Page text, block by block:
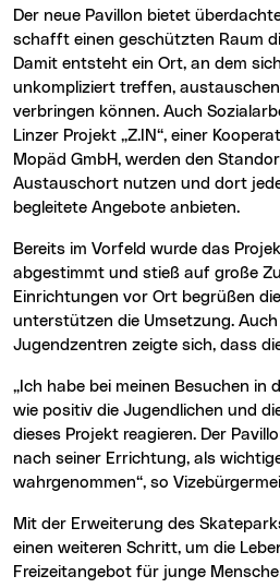
Der neue Pavillon bietet überdachte Sitzmöglichkeiten und
schafft einen geschützten Raum
Damit entsteht ein Ort, an dem
unkompliziert treffen,
verbringen können. Auch
Linzer Projekt „Z.IN“, einer
Mopäd GmbH, werden den
Austauschort nutzen und dort
begleitete Angebote anbieten.
Bereits im Vorfeld wurde das Projekt im Stadtteil breit
abgestimmt und stieß auf große
Einrichtungen vor Ort begrüßen
unterstützen die Umsetzung.
Jugendzentren zeigte sich, dass
„Ich habe bei meinen Besuchen in den Jugendzentren erlebt,
wie positiv die Jugendlichen und
dieses Projekt reagieren. Der
nach seiner Errichtung, als
wahrgenommen“, so
Mit der Erweiterung des Skateparks setzt die Stadt Linz
einen weiteren Schritt, um die
Freizeitangebot für junge